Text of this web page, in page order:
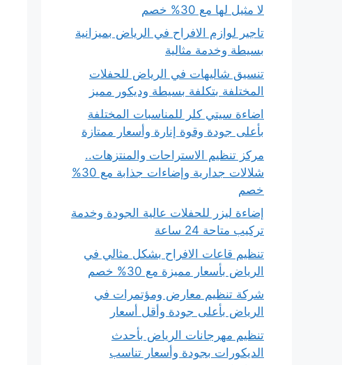
لا مثيل لها مع 30% خصم
تاجير لوازم الافراح في الرياض بميزانية
بسيطة وخدمة مثالية
تنسيق شاليهات في الرياض للحفلات
المختلفة بتكلفة بسيطة وديكور مميز
اضاءة سيتي كلر للمناسبات المختلفة
بأعلى جودة وقوة إنارة وأسعار ممتازة
مركز تنظيم الاستراحات والمنتزهات..
شلالات جدارية وإضاءات جذابة مع 30%
خصم
إضاءة ليزر للحفلات عالية الجودة وخدمة
تركيب متاحة 24 ساعة
تنظيم قاعات الافراح بشكل مثالي في
الرياض بأسعار مميزة مع 30% خصم
شركة تنظيم معارض ومؤتمرات في
الرياض بأعلى جودة وأقل أسعار
تنظيم مهرجانات الرياض بأحدث
الديكورات بجودة وأسعار تناسب